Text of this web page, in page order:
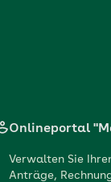
Onlineportal
Verwalten Sie
Anträge,